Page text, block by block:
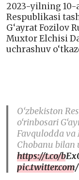
2023-yilning 10-
Respublikasi
G‘ayrat Fozilov
Muxtor Elchisi
uchrashuv
O‘zbekiston
o‘rinbosari
Favqulodda
Chobanu bilan
https://t.co/